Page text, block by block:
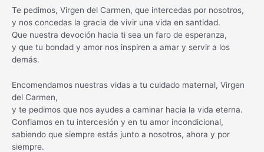
Te pedimos, Virgen del Carmen, que intercedas por nosotros,
y nos concedas la gracia de vivir una vida en santidad.
Que nuestra devoción hacia ti sea un faro de esperanza,
y que tu bondad y amor nos inspiren a amar y servir a los
demás.
Encomendamos nuestras vidas a tu cuidado maternal, Virgen
del Carmen,
y te pedimos que nos ayudes a caminar hacia la vida eterna.
Confiamos en tu intercesión y en tu amor incondicional,
sabiendo que siempre estás junto a nosotros, ahora y por
siempre.